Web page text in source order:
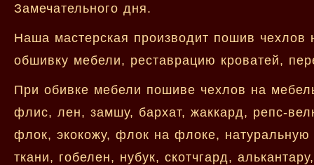
Замечательного дня.
Наша мастерская производит пошив
обшивку мебели, реставрацию кроватей,
При обивке мебели пошиве чехлов на
флис, лен, замшу, бархат, жаккард, репс-
флок, экокожу, флок на флоке, натуральную
ткани, гобелен, нубук, скотчгард,